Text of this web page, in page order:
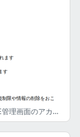
【重要】ログインが確認できないため、まもなくBASE管理画面のアカウントが停止されます